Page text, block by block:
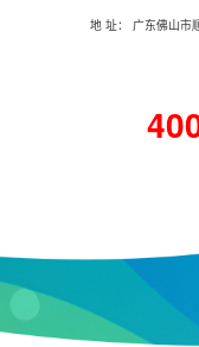
地 址： 广东佛山市